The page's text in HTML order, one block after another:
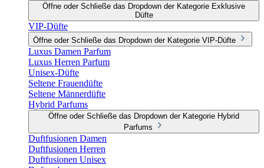
Öffne oder Schließe das Dropdown der Kategorie Exklusive
Düfte
VIP-Düfte
Öffne oder Schließe das Dropdown der Kategorie VIP-Düfte
Luxus Damen Parfum
Luxus Herren Parfum
Unisex-Düfte
Seltene Frauendüfte
Seltene Männerdüfte
Hybrid Parfums
Öffne oder Schließe das Dropdown der Kategorie Hybrid
Parfums
Duftfusionen Damen
Duftfusionen Herren
Duftfusionen Unisex